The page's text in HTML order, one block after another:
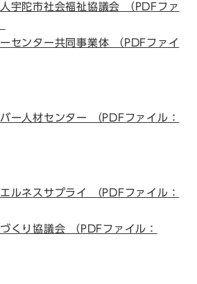
宇陀市社会福祉協議会 （PDFファ
センター共同事業体 （PDFファイ
ー人材センター （PDFファイル：
ルネスサプライ （PDFファイル：
くり協議会 （PDFファイル：